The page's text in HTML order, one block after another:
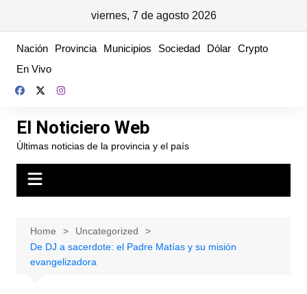
viernes, 7 de agosto 2026
content
Nación Provincia Municipios Sociedad Dólar Crypto
En Vivo
El Noticiero Web
Últimas noticias de la provincia y el país
Home
Uncategorized
De DJ a sacerdote: el Padre Matías y su misión
evangelizadora